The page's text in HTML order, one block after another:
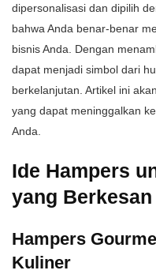
dipersonalisasi dan dipilih
bahwa Anda benar-benar
bisnis Anda. Dengan
dapat menjadi simbol dari
berkelanjutan. Artikel ini
yang dapat meninggalkan
Anda.
Ide Hampers
yang Berkesan
Hampers
Kuliner